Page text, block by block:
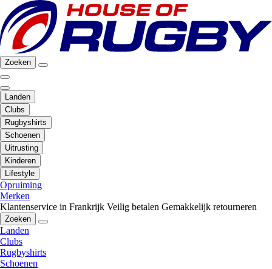
Zoeken
Landen
Clubs
Rugbyshirts
Schoenen
Uitrusting
Kinderen
Lifestyle
Opruiming
Merken
Klantenservice in Frankrijk Veilig betalen Gemakkelijk retourneren
Zoeken
Landen
Clubs
Rugbyshirts
Schoenen